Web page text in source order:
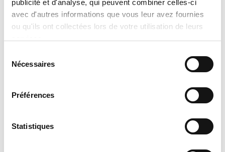
publicité et d'analyse, qui peuvent combiner celles-ci
avec d'autres informations que vous leur avez fournies
ou qu'ils ont collectées lors de votre utilisation de leurs
Nécessaires
Préférences
Statistiques
Climatiseur compact Carrier Performance
24AHA430A003